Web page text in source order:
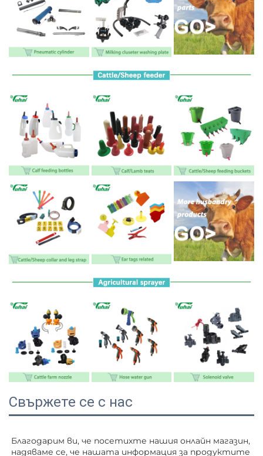
Свържете се с нас
Благодарим ви, че посетихте нашия онлайн магазин,
надяваме се, че нашата информация за продуктите